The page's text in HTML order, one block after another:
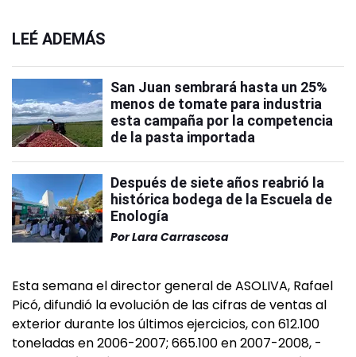
LEÉ ADEMÁS
San Juan sembrará hasta un 25%
menos de tomate para industria
esta campaña por la competencia
de la pasta importada
Después de siete años reabrió la
histórica bodega de la Escuela de
Enología
PorLara Carrascosa
Esta semana el director general de ASOLIVA, Rafael
Picó, difundió la evolución de las cifras de ventas al
exterior durante los últimos ejercicios, con 612.100
toneladas en 2006-2007; 665.100 en 2007-2008, -